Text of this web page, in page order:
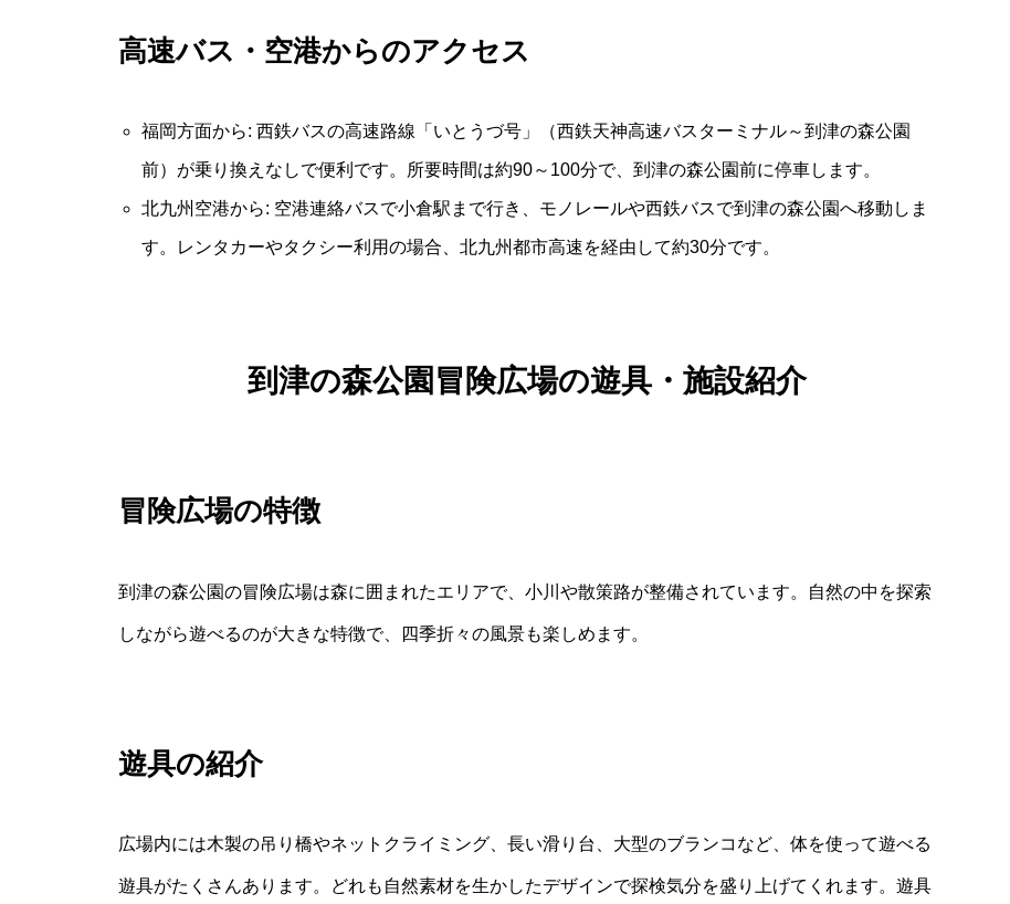
高速バス・空港からのアクセス
福岡方面から: 西鉄バスの高速路線「いとうづ号」（西鉄天神高速バスターミナル～到津の森公園
前）が乗り換えなしで便利です。所要時間は約90～100分で、到津の森公園前に停車します。
北九州空港から: 空港連絡バスで小倉駅まで行き、モノレールや西鉄バスで到津の森公園へ移動しま
す。レンタカーやタクシー利用の場合、北九州都市高速を経由して約30分です。
到津の森公園冒険広場の遊具・施設紹介
冒険広場の特徴
到津の森公園の冒険広場は森に囲まれたエリアで、小川や散策路が整備されています。自然の中を探索
しながら遊べるのが大きな特徴で、四季折々の風景も楽しめます。
遊具の紹介
広場内には木製の吊り橋やネットクライミング、長い滑り台、大型のブランコなど、体を使って遊べる
遊具がたくさんあります。どれも自然素材を生かしたデザインで探検気分を盛り上げてくれます。遊具